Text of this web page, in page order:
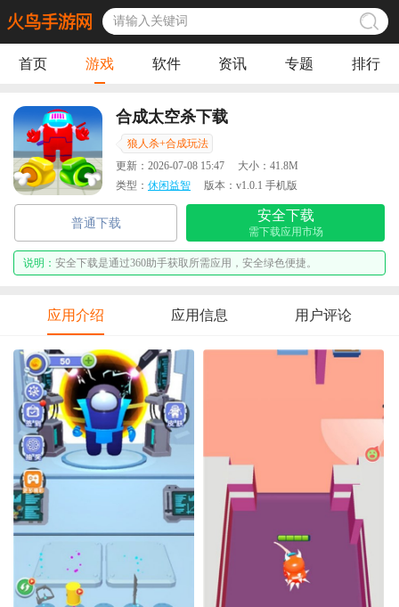
首页 游戏 软件 资讯 专题 排行
合成太空杀下载
狼人杀+合成玩法
更新： 2026-07-08 15:47 大小： 41.8M
类型： 休闲益智 版本： v1.0.1 手机版
普通下载
安全下载
需下载应用市场
说明： 安全下载是通过360助手获取所需应用，安全绿色便捷。
应用介绍 应用信息 用户评论